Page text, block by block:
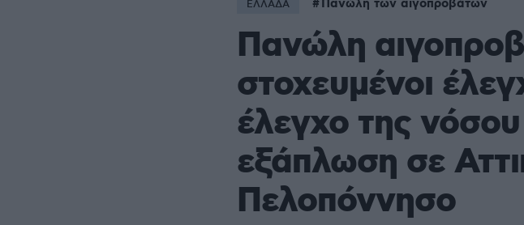
ΕΛΛΑΔΑ Πανώλη των αιγοπροβάτων
Πανώλη
στοχευμένοι
έλεγχο της
εξάπλωση σε
Πελοπόννησο